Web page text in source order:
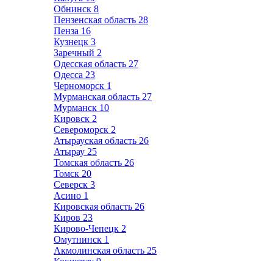
Обнинск 8
Пензенская область 28
Пенза 16
Кузнецк 3
Заречный 2
Одесская область 27
Одесса 23
Черноморск 1
Мурманская область 27
Мурманск 10
Кировск 2
Североморск 2
Атырауская область 26
Атырау 25
Томская область 26
Томск 20
Северск 3
Асино 1
Кировская область 26
Киров 23
Кирово-Чепецк 2
Омутнинск 1
Акмолинская область 25